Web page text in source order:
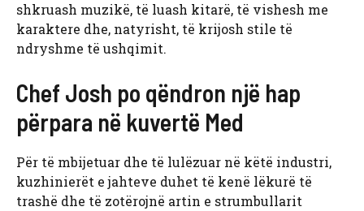
shkruash muzikë, të luash kitarë, të vishesh me
karaktere dhe, natyrisht, të krijosh stile të
ndryshme të ushqimit.
Chef Josh po qëndron një hap
përpara në kuvertë Med
Për të mbijetuar dhe të lulëzuar në këtë industri,
kuzhinierët e jahteve duhet të kenë lëkurë të
trashë dhe të zotërojnë artin e strumbullarit